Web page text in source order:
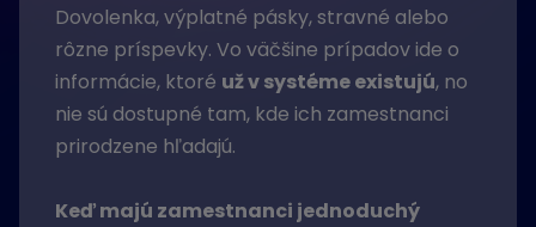
Dovolenka, výplatné pásky, stravné alebo
rôzne príspevky. Vo väčšine prípadov ide o
informácie, ktoré už v systéme existujú, no
nie sú dostupné tam, kde ich zamestnanci
prirodzene hľadajú.
Keď majú zamestnanci jednoduchý